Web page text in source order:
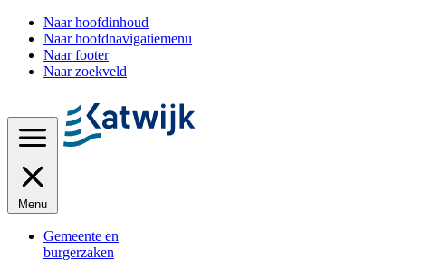
Naar hoofdinhoud
Naar hoofdnavigatiemenu
Naar footer
Naar zoekveld
Menu
Gemeente en
burgerzaken